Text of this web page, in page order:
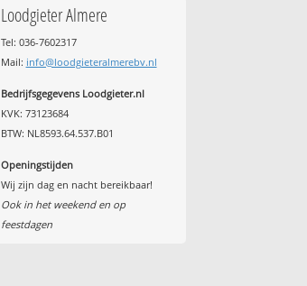
Loodgieter Almere
Tel: 036-7602317
Mail: info@loodgieteralmerebv.nl
Bedrijfsgegevens Loodgieter.nl
KVK: 73123684
BTW: NL8593.64.537.B01
Openingstijden
Wij zijn dag en nacht bereikbaar!
Ook in het weekend en op
feestdagen